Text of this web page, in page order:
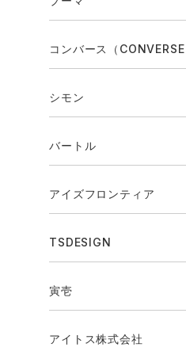
コンバース（
シモン
バートル
アイズフロンティア
TSDESIGN
寅壱
アイトス株式会社